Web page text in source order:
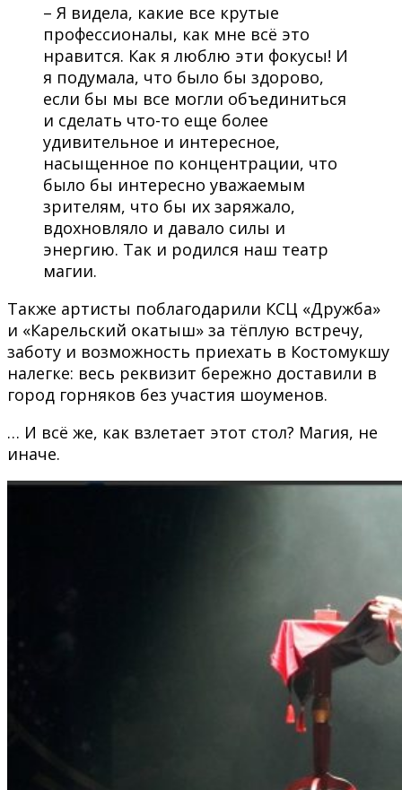
– Я видела, какие все крутые
профессионалы, как мне всё это
нравится. Как я люблю эти фокусы! И
я подумала, что было бы здорово,
если бы мы все могли объединиться
и сделать что-то еще более
удивительное и интересное,
насыщенное по концентрации, что
было бы интересно уважаемым
зрителям, что бы их заряжало,
вдохновляло и давало силы и
энергию. Так и родился наш театр
магии.
Также артисты поблагодарили КСЦ «Дружба»
и «Карельский окатыш» за тёплую встречу,
заботу и возможность приехать в Костомукшу
налегке: весь реквизит бережно доставили в
город горняков без участия шоуменов.
… И всё же, как взлетает этот стол? Магия, не
иначе.